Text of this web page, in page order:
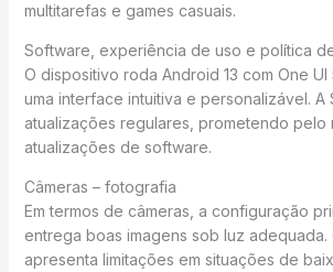
multitarefas e games casuais.
Software, experiência de uso e política
O dispositivo roda Android 13 com One UI
uma interface intuitiva e personalizável. A
atualizações regulares, prometendo pelo
atualizações de software.
Câmeras – fotografia
Em termos de câmeras, a configuração
entrega boas imagens sob luz adequada.
apresenta limitações em situações de